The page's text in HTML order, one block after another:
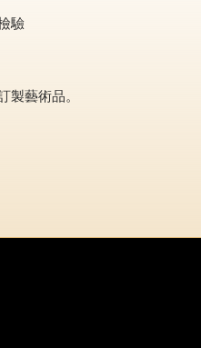
驗
製藝術品。